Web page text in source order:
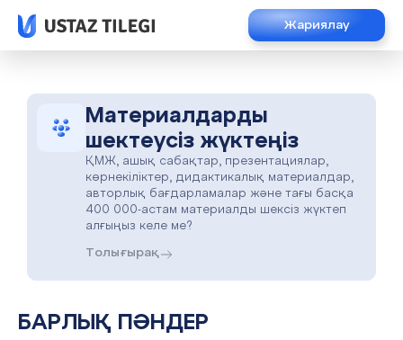
Жариялау
Материалдарды
шектеусіз жүктеңіз
ҚМЖ, ашық сабақтар, презентациялар,
көрнекіліктер, дидактикалық материалдар,
авторлық бағдарламалар және тағы басқа
400 000-астам материалды шексіз жүктеп
алғыңыз келе ме?
Толығырақ
БАРЛЫҚ ПӘНДЕР